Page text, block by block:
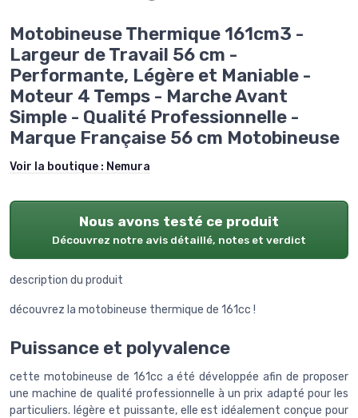
Motobineuse Thermique 161cm3 -
Largeur de Travail 56 cm -
Performante, Légère et Maniable -
Moteur 4 Temps - Marche Avant
Simple - Qualité Professionnelle -
Marque Française 56 cm Motobineuse
Voir la boutique : Nemura
Nous avons testé ce produit
Découvrez notre avis détaillé, notes et verdict
description du produit
découvrez la motobineuse thermique de 161cc !
Puissance et polyvalence
cette motobineuse de 161cc a été développée afin de proposer
une machine de qualité professionnelle à un prix adapté pour les
particuliers. légère et puissante, elle est idéalement conçue pour